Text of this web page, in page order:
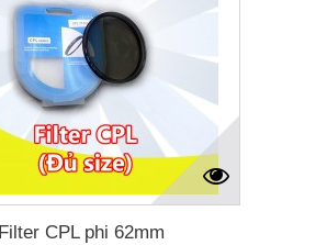
Filter CPL phi 62mm